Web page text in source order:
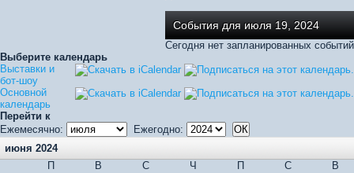
События для июля 19, 2024
Сегодня нет запланированных событий
Выберите календарь
Выставки и
бот-шоу
Основной
календарь
Перейти к
Ежемесячно:
Ежегодно:
июня 2024
П
В С Ч П С
В